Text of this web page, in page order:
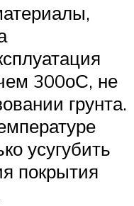
300оС, не
грунта.
усугубить
покрытия